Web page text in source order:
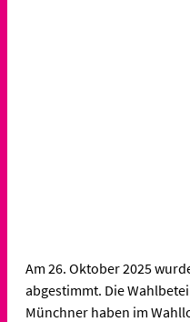
Am 26. Oktober 2025
abgestimmt. Die
Münchner haben im